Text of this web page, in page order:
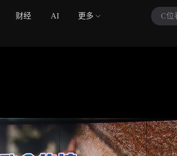
财经 AI 更多